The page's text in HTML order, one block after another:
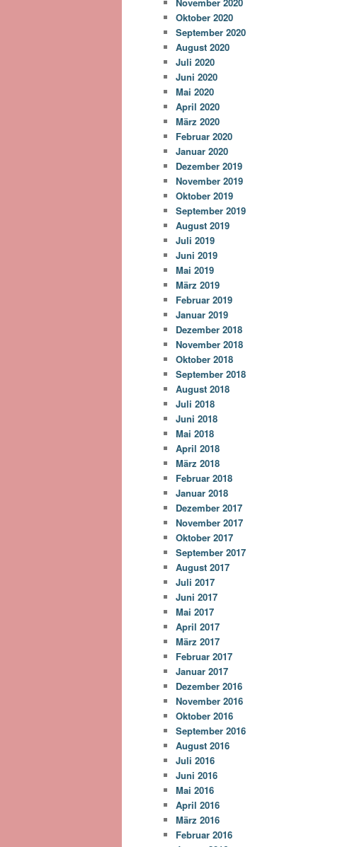
Oktober 2020
September 2020
August 2020
Juli 2020
Juni 2020
Mai 2020
April 2020
März 2020
Februar 2020
Januar 2020
Dezember 2019
November 2019
Oktober 2019
September 2019
August 2019
Juli 2019
Juni 2019
Mai 2019
März 2019
Februar 2019
Januar 2019
Dezember 2018
November 2018
Oktober 2018
September 2018
August 2018
Juli 2018
Juni 2018
Mai 2018
April 2018
März 2018
Februar 2018
Januar 2018
Dezember 2017
November 2017
Oktober 2017
September 2017
August 2017
Juli 2017
Juni 2017
Mai 2017
April 2017
März 2017
Februar 2017
Januar 2017
Dezember 2016
November 2016
Oktober 2016
September 2016
August 2016
Juli 2016
Juni 2016
Mai 2016
April 2016
März 2016
Februar 2016